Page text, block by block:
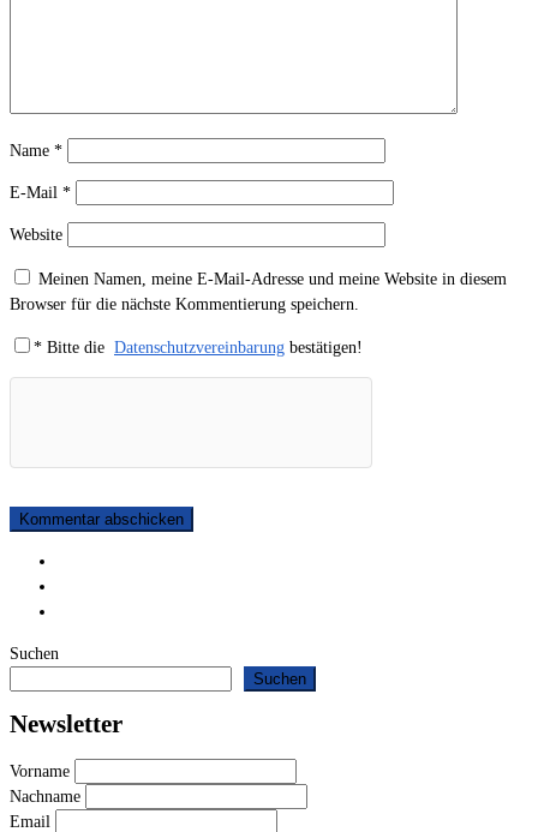
Name *
E-Mail *
Website
Meinen Namen, meine E-Mail-Adresse und meine Website in diesem
Browser für die nächste Kommentierung speichern.
* Bitte die Datenschutzvereinbarung bestätigen!
Suchen
Suchen
Newsletter
Vorname
Nachname
Email